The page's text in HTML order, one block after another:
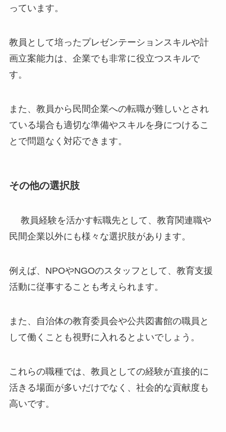
っています。
教員として培ったプレゼンテーションスキルや計
画立案能力は、企業でも非常に役立つスキルで
す。
また、教員から民間企業への転職が難しいとされ
ている場合も適切な準備やスキルを身につけるこ
とで問題なく対応できます。
その他の選択肢
教員経験を活かす転職先として、教育関連職や
民間企業以外にも様々な選択肢があります。
例えば、NPOやNGOのスタッフとして、教育支援
活動に従事することも考えられます。
また、自治体の教育委員会や公共図書館の職員と
して働くことも視野に入れるとよいでしょう。
これらの職種では、教員としての経験が直接的に
活きる場面が多いだけでなく、社会的な貢献度も
高いです。